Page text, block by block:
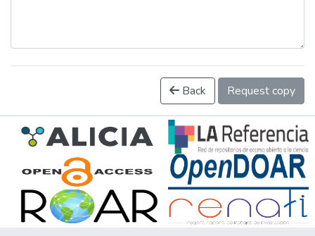
Back Request copy